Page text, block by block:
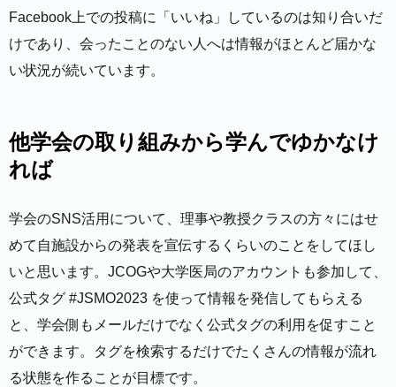
Facebook上での投稿に「いいね」しているのは知り合いだ
けであり、会ったことのない人へは情報がほとんど届かな
い状況が続いています。
他学会の取り組みから学んでゆかなけ
れば
学会のSNS活用について、理事や教授クラスの方々にはせ
めて自施設からの発表を宣伝するくらいのことをしてほし
いと思います。JCOGや大学医局のアカウントも参加して、
公式タグ #JSMO2023 を使って情報を発信してもらえる
と、学会側もメールだけでなく公式タグの利用を促すこと
ができます。タグを検索するだけでたくさんの情報が流れ
る状態を作ることが目標です。